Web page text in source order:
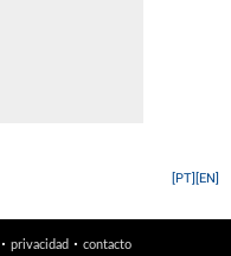
[EN]
[PT]
· privacidad· contacto